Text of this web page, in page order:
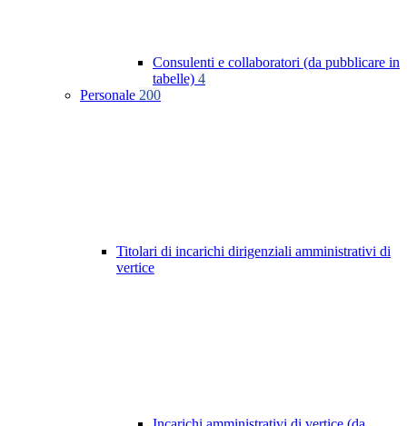
Consulenti e collaboratori (da pubblicare in
tabelle) 4
Personale 200
Titolari di incarichi dirigenziali amministrativi di
vertice